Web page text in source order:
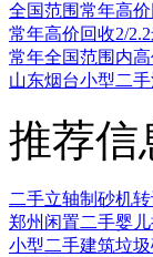
全国范围常年高
常年高价回收2/
常年全国范围内
山东烟台小型二
推荐信
二手立轴制砂机
郑州闲置二手婴
小型二手建筑垃